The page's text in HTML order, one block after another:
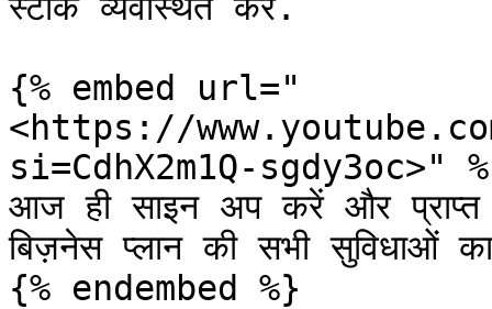
{% embed url="
<https://
si=CdhX2m1Q-sgdy3oc>"
आज ही साइन अप करें और प्राप्त
बिज़नेस प्लान की सभी सुविधाओं
{% endembed %}